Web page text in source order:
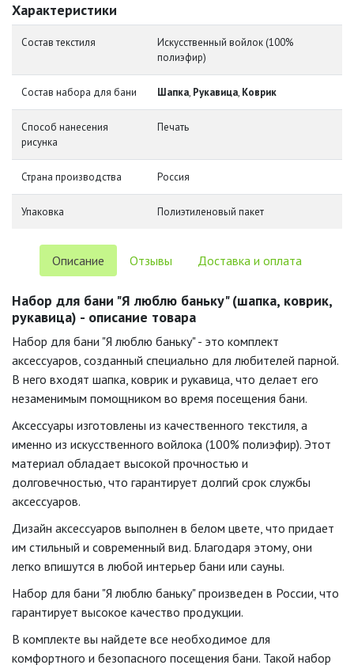
Характеристики
Состав текстиля
Искусственный войлок (100%
полиэфир)
Состав набора для бани Шапка, Рукавица, Коврик
Способ нанесения
рисунка
Печать
Страна производства Россия
Упаковка Полиэтиленовый пакет
Описание Отзывы Доставка и оплата
Набор для бани "Я люблю баньку" (шапка, коврик,
рукавица) - описание товара
Набор для бани "Я люблю баньку" - это комплект
аксессуаров, созданный специально для любителей парной.
В него входят шапка, коврик и рукавица, что делает его
незаменимым помощником во время посещения бани.
Аксессуары изготовлены из качественного текстиля, а
именно из искусственного войлока (100% полиэфир). Этот
материал обладает высокой прочностью и
долговечностью, что гарантирует долгий срок службы
аксессуаров.
Дизайн аксессуаров выполнен в белом цвете, что придает
им стильный и современный вид. Благодаря этому, они
легко впишутся в любой интерьер бани или сауны.
Набор для бани "Я люблю баньку" произведен в России, что
гарантирует высокое качество продукции.
В комплекте вы найдете все необходимое для
комфортного и безопасного посещения бани. Такой набор